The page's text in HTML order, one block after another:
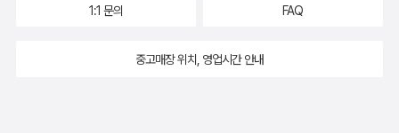
1:1 문의 FAQ
중고매장 위치, 영업시간 안내